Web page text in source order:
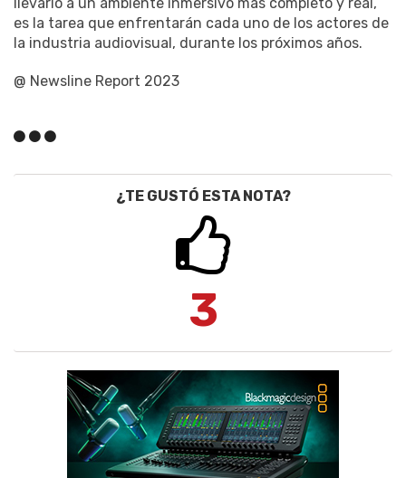
es la tarea que enfrentarán cada uno de los actores de
la industria audiovisual, durante los próximos años.
@ Newsline Report 2023
¿TE GUSTÓ ESTA NOTA?
3